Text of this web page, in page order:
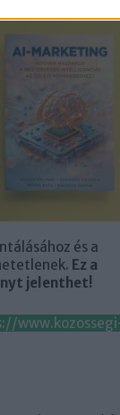
és a
Ez a
jelenthet!